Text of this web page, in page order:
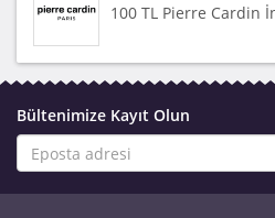
100 TL Pierre Cardin
Bültenimize Kayıt Olun